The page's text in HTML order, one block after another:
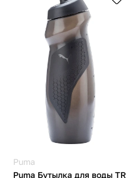
Puma
Puma Бутылка для воды TR